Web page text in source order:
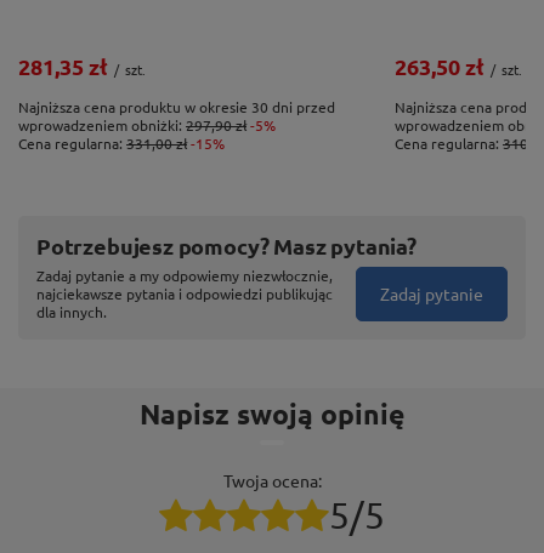
281,35 zł / szt.
Najniższa cena produktu w okresie 30 dni przed
wprowadzeniem obniżki: 297,90 zł-5%
Cena regularna: 331,00 zł-15%
263,50 zł / szt.
Najniższa cena
wprowadzeniem
Cena regularna:
Potrzebujesz pomocy? Masz pytania?
Zadaj pytanie a my odpowiemy niezwłocznie,
najciekawsze pytania i odpowiedzi publikując
dla innych.
Zadaj pytanie
Napisz swoją opinię
Twoja ocena:
5/5